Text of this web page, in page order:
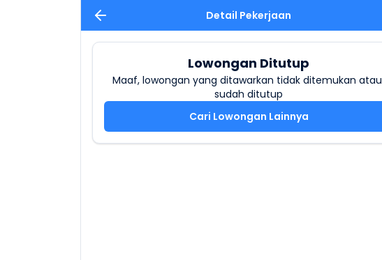
Detail Pekerjaan
Lowongan Ditutup
Maaf, lowongan yang ditawarkan tidak ditemukan atau
sudah ditutup
Cari Lowongan Lainnya